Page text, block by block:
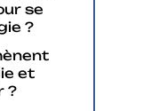
se
?
et
?